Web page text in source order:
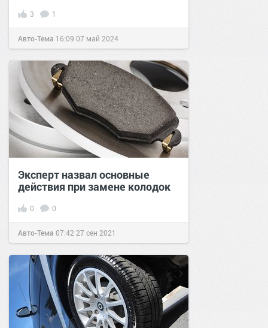
3 1
Авто-Тема 16:09 07 май 2024
Эксперт назвал основные
действия при замене колодок
0 0
Авто-Тема 07:42 27 сен 2021